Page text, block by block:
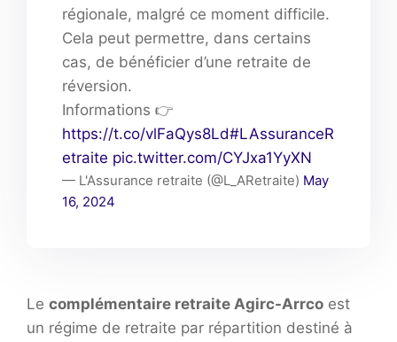
régionale, malgré ce moment difficile.
Cela peut permettre, dans certains
cas, de bénéficier d’une retraite de
réversion.
Informations 👉
https://t.co/vlFaQys8Ld#LAssuranceR
etraite pic.twitter.com/CYJxa1YyXN
— L'Assurance retraite (@L_ARetraite) May
16, 2024
Le complémentaire retraite Agirc-Arrco est
un régime de retraite par répartition destiné à